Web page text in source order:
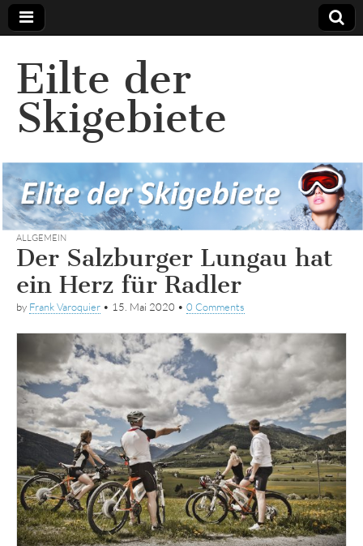
Eilte der
Skigebiete
ALLGEMEIN
Der Salzburger Lungau hat
ein Herz für Radler
by Frank Varoquier • 15. Mai 2020 • 0 Comments